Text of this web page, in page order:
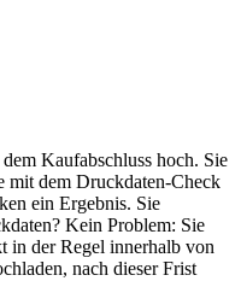
Kaufabschluss hoch. Sie
mit dem Druckdaten-Check
ein Ergebnis. Sie
Kein Problem: Sie
in der Regel innerhalb von
nach dieser Frist